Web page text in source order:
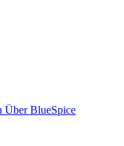
Über BlueSpice